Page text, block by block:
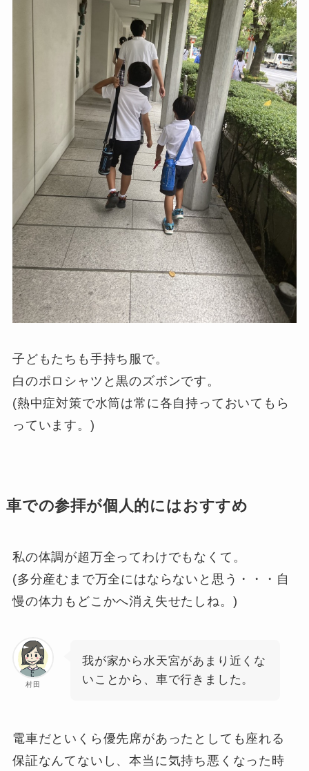
子どもたちも手持ち服で。
白のポロシャツと黒のズボンです。
(熱中症対策で水筒は常に各自持っておいてもら
っています。)
車での参拝が個人的にはおすすめ
私の体調が超万全ってわけでもなくて。
(多分産むまで万全にはならないと思う・・・自
慢の体力もどこかへ消え失せたしね。)
村田
我が家から水天宮があまり近くな
いことから、車で行きました。
電車だといくら優先席があったとしても座れる
保証なんてないし、本当に気持ち悪くなった時